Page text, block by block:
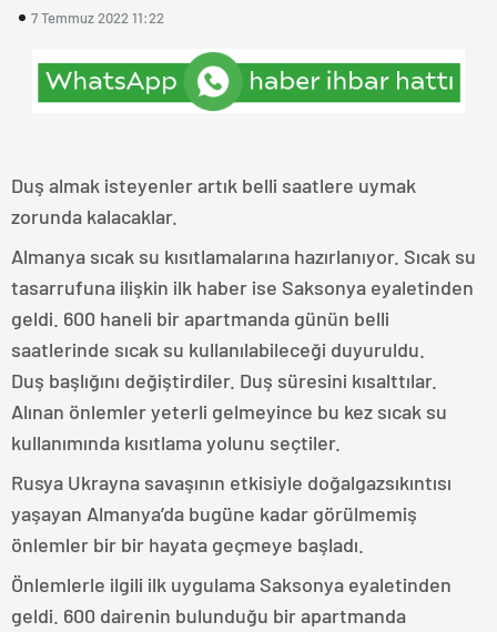
7 Temmuz 2022 11:22
Duş almak isteyenler artık belli saatlere uymak
zorunda kalacaklar.
Almanya sıcak su kısıtlamalarına hazırlanıyor. Sıcak su
tasarrufuna ilişkin ilk haber ise Saksonya eyaletinden
geldi. 600 haneli bir apartmanda günün belli
saatlerinde sıcak su kullanılabileceği duyuruldu.
Duş başlığını değiştirdiler. Duş süresini kısalttılar.
Alınan önlemler yeterli gelmeyince bu kez sıcak su
kullanımında kısıtlama yolunu seçtiler.
Rusya Ukrayna savaşının etkisiyle doğalgazsıkıntısı
yaşayan Almanya’da bugüne kadar görülmemiş
önlemler bir bir hayata geçmeye başladı.
Önlemlerle ilgili ilk uygulama Saksonya eyaletinden
geldi. 600 dairenin bulunduğu bir apartmanda